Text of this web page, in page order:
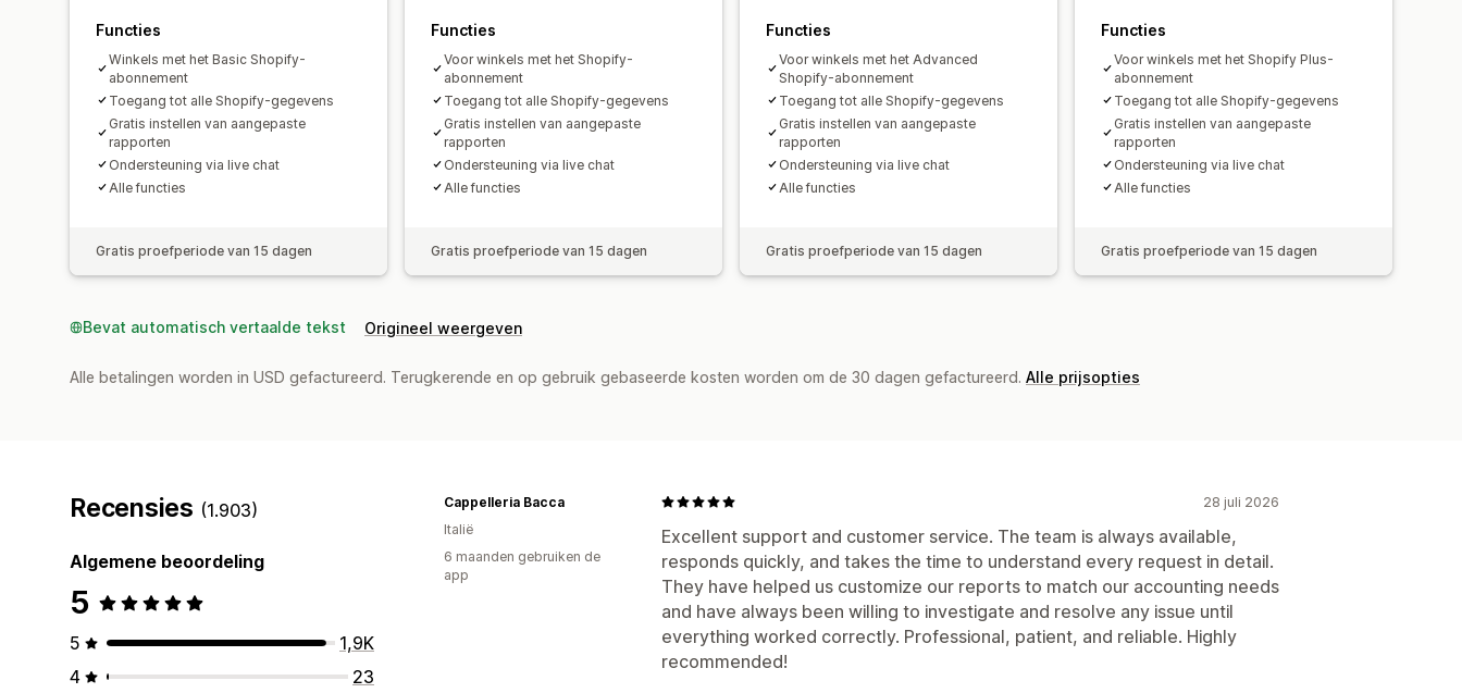
Overzicht dagelijkse omzet
Transacties
Klanten Voorraad en product
Toewijzing omzetbelasting Bankreconciliatie
Foutresolutie
Import historische gegevens
Functies
Winkels met het Basic Shopify-
abonnement
Toegang tot alle Shopify-gegevens
Gratis instellen van aangepaste
rapporten
Ondersteuning via live chat
Alle functies
Gratis proefperiode van 15 dagen
Functies
Voor winkels met het Shopify-
abonnement
Toegang tot alle Shopify-gegevens
Gratis instellen van aangepaste
rapporten
Ondersteuning via live chat
Alle functies
Gratis proefperiode van 15 dagen
Functies
Voor winkels met het Advanced
Shopify-abonnement
Toegang tot alle Shopify-gegevens
Gratis instellen van aangepaste
rapporten
Ondersteuning via live chat
Alle functies
Gratis proefperiode van 15 dagen
Functies
Voor winkels met het Shopify Plus-
abonnement
Toegang tot alle Shopify-gegevens
Gratis instellen van aangepaste
rapporten
Ondersteuning via live chat
Alle functies
Gratis proefperiode van 15 dagen
Bevat automatisch vertaalde tekst Origineel weergeven
Alle betalingen worden in USD gefactureerd. Terugkerende en op gebruik gebaseerde kosten worden om de 30 dagen gefactureerd. Alle prijsopties
Recensies (1.903)
Algemene beoordeling
5
5
1,9K
4
23
28 juli 2026
Excellent support and customer service. The team is always available,
responds quickly, and takes the time to understand every request in detail.
They have helped us customize our reports to match our accounting needs
and have always been willing to investigate and resolve any issue until
everything worked correctly. Professional, patient, and reliable. Highly
recommended!
Cappelleria Bacca
Italië
6 maanden gebruiken de
app